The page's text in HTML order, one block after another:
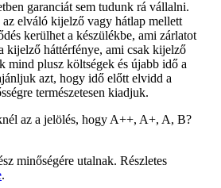
garanciát sem tudunk rá vállalni.
elváló kijelző vagy hátlap mellett
kerülhet a készülékbe, ami zárlatot
kijelző háttérfénye, ami csak kijelző
mind plusz költségek és újabb idő a
azt, hogy idő előtt elvidd a
természetesen kiadjuk.
az a jelölés, hogy A++, A+, A, B?
minőségére utalnak. Részletes
.